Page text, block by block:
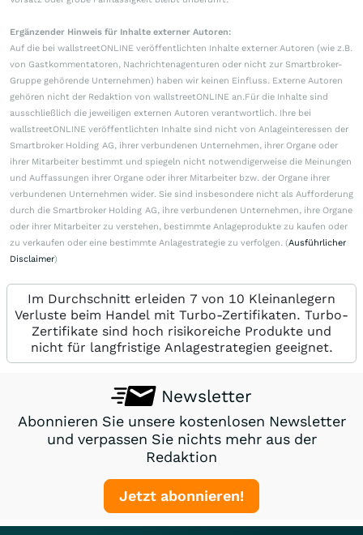
Ergänzender Hinweis für Inhalte externer Autoren:
Auf die bei wallstreetONLINE veröffentlichten Inhalte externer Autoren (wie z.B.
von Gastkommentatoren, Nachrichtenagenturen oder nicht zur Smartbroker-
Gruppe gehörende Unternehmen) haben wir keinen Einfluss. Externe Autoren
gehören nicht der Redaktion von wallstreetONLINE an.Für die Inhalte sind
ausschließlich die jeweiligen externen Autoren verantwortlich. Ihre bei
wallstreetONLINE veröffentlichten Inhalte sind nicht von Anlageinteressen der
Smartbroker Holding AG, ihrer verbundenen Unternehmen, ihrer Organe oder
ihrer Mitarbeiter bestimmt und spiegeln nicht notwendigerweise die Meinungen
und Auffassungen ihrer Organe oder ihrer Mitarbeiter bzw. der Organe ihrer
verbundenen Unternehmen wider. Sie sind insbesondere nicht als Aufforderung
durch die Smartbroker Holding AG, ihre verbundenen Unternehmen, ihre Organe
oder ihrer Mitarbeiter zu verstehen, bestimmte Anlageprodukte zu kaufen oder
zu verkaufen oder eine bestimmte Anlagestrategie zu verfolgen. (Ausführlicher
Disclaimer)
Im Durchschnitt erleiden 7 von 10 Kleinanlegern
Verluste beim Handel mit Turbo-Zertifikaten. Turbo-
Zertifikate sind hoch risikoreiche Produkte und
nicht für langfristige Anlagestrategien geeignet.
Newsletter
Abonnieren Sie unsere kostenlosen Newsletter
und verpassen Sie nichts mehr aus der
Redaktion
Jetzt abonnieren!